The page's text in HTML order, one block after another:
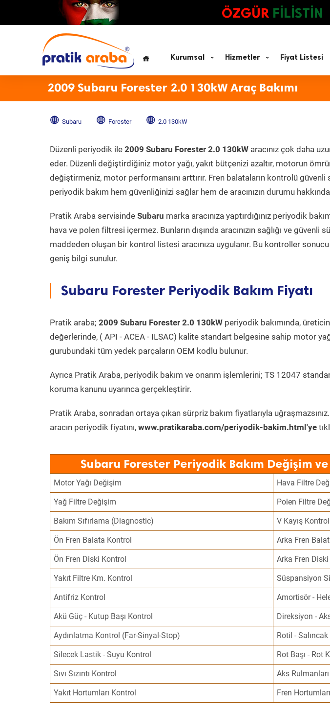
ÖZGÜR FİLİSTİN
Kurumsal Hizmetler Fiyat Listesi
2009 Subaru Forester 2.0 130kW Araç Bakımı
Subaru Forester 2.0 130kW
Düzenli periyodik ile 2009 Subaru Forester 2.0 130kW aracınız çok daha
eder. Düzenli değiştirdiğiniz motor yağı, yakıt bütçenizi azaltır, motorun
değiştirmeniz, motor performansını arttırır. Fren balataların kontrolü güvenli
periyodik bakım hem güvenliğinizi sağlar hem de aracınızın durumu
Pratik Araba servisinde Subaru marka aracınıza yaptırdığınız periyodik
hava ve polen filtresi içermez. Bunların dışında aracınızın sağlığı ve
maddeden oluşan bir kontrol listesi aracınıza uygulanır. Bu kontroller sonucu
geniş bilgi sunulur.
Subaru Forester Periyodik Bakım Fiyatı
Pratik araba; 2009 Subaru Forester 2.0 130kW periyodik bakımında,
değerlerinde, ( API - ACEA - ILSAC) kalite standart belgesine sahip motor
gurubundaki tüm yedek parçaların OEM kodlu bulunur.
Ayrıca Pratik Araba, periyodik bakım ve onarım işlemlerini; TS 12047
koruma kanunu uyarınca gerçekleştirir.
Pratik Araba, sonradan ortaya çıkan sürpriz bakım fiyatlarıyla uğraşmazsınız.
aracın periyodik fiyatını, www.pratikaraba.com/periyodik-bakim.html'ye
Subaru Forester Periyodik Bakım Değişim
Motor Yağı Değişim Hava Filtre
Yağ Filtre Değişim Polen Filtre
Bakım Sıfırlama (Diagnostic) V Kayış Kontrol
Ön Fren Balata Kontrol Arka Fren
Ön Fren Diski Kontrol Arka Fren
Yakıt Filtre Km. Kontrol Süspansiyon
Antifriz Kontrol Amortisör -
Akü Güç - Kutup Başı Kontrol Direksiyon -
Aydınlatma Kontrol (Far-Sinyal-Stop) Rotil -
Silecek Lastik - Suyu Kontrol Rot Başı - Rot
Sıvı Sızıntı Kontrol Aks
Yakıt Hortumları Kontrol Fren